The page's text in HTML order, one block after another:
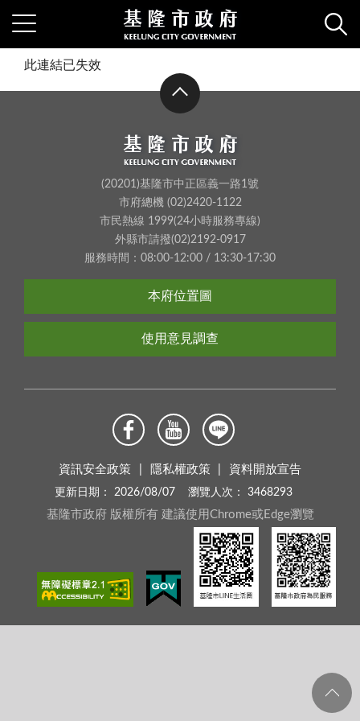
此連結已失效
(20201)基隆市中正區義一路1號
市府總機 (02)2420-1122
市民熱線 1999(24小時服務專線)
外縣市請撥(02)2192-0917
服務時間：08:00-12:00 / 13:30-17:30
本府位置圖
使用意見調查
資訊安全政策 隱私權政策 資料開放宣告
更新日期： 2026/08/07 瀏覽人次： 3468293
基隆市政府 版權所有 建議使用Chrome或Edge瀏覽